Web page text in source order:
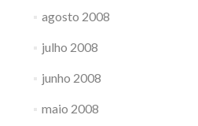
agosto 2008
julho 2008
junho 2008
maio 2008